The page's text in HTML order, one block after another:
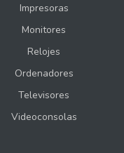
Impresoras
Monitores
Relojes
Ordenadores
Televisores
Videoconsolas